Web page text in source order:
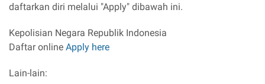
daftarkan diri melalui "Apply" dibawah ini.
Kepolisian Negara Republik Indonesia
Daftar online Apply here
Lain-lain: